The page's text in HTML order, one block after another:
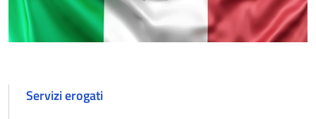
Servizi erogati